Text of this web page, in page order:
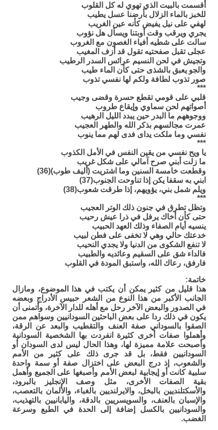
أقسمت بالبيت الذي تهوي له كل القلوب
للخبز بالماء الزلال بأرضنا عسل يطيب
لهفي على نيل يفيض كأنه عين الغريب
يجري ويرقب وقت أوبتنا ويسأل هل نؤوب
سالت على شطيه أفياء الغصون مع الغروب
عجلى تقبل صفحتيه تقول قد أزف المغيب
وتجيش في لحن النسيم عرائس السدر الرطيب
والجو يعبق بالشذى حتى كأن الماء طيب
صور تذوب لطافة ولكم لها نفسي تذوب
***
قلبي على قومي تقطع حسرة وقضى وجيب
أصواتهم لحن سماوي وإيقاع طروب
ووجوههم ما البدر حين يبدد الليل الرهيب
عمرت مجالسهم بذكر الله والطهر العجيب
نفسي وما ملكت يداى فدى لهم مما ينوب
***
يا ويح نفسي من يقين النفس في الأمل الكذوب
ما زلت أبني صرح آمالي على شكل غريب
وقطعت خامسة السنين وما اشتريت (أليف طوب)(36)
ابني به سقفا يكن إذا تناوحت الجنوب(37)
ويلم شمل بني، يؤويهم، إذا طرقت شعوب(38)
***
وتظل تطرق في جنون ذلك الوتر العجيب
حتى كأن أخاك يرفل في ذرا عيش رحيب
ينسيه أيام الصفاء وذلك العهد الحبيب
خدعتك حالي وهي لا تخفى على فطن لبيب
لا تنفع الشكوى من الدنيا ولا يجدي النحيب
فالداء شق على السقيم وعائديه والطبيب
فارفق، رعاك الله، واستبق المودة في القلوب
خاتمة:
هذا قليل من كثير يمكن أن يكتب في هذا الموضوع، ومازال
الجانب الأكبر من هذا النوع من الشعر حبيس الأدراج وبعضه
في الصدور والبعض الآخر رحل مع أهله للدار الآخرة، وأتمنى أن
يكون في ذلك ردا على بعض الباحثين السودانيين وسواهم ممن
الصقوا بالسوداني صفة العنف والتقطيب والبعد عن الرقة،
وأهملوا صفات أخرى كثيرة انفردت بها الشخصية السودانية
وأصبحت علامة مميزة لها، وهذا الحال ليس لدى السودان أو
السودانيين فقط، بل قد جرى ذلك على كثير من الأمم
والشعوب، إذ درج البعض على اختزال صفة أو سمة واحدة
سلبية كانت أو إيجابية لبعض الأمم وأصبغها على الجميع وأهمل
بقية الصفات الأخرى، مثل وصف الإنجليز بالبرود،
والأسكتلنديين بالبخل، والايرلنديين بالغباء، والألمان بالتعصب،
والإسبان بالعنف، والسويسريين بالدقة، واليابانيين بالتهذيب،
والسودانيين بالكسل إضافة إلى الحدة في الطبع وسرعة
الغضب.